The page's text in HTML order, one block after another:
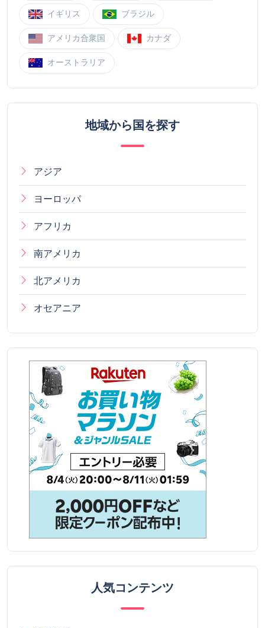
イギリス ブラジル
アメリカ合衆国 カナダ
オーストラリア
地域から国を探す
アジア
ヨーロッパ
アフリカ
南アメリカ
北アメリカ
オセアニア
人気コンテンツ